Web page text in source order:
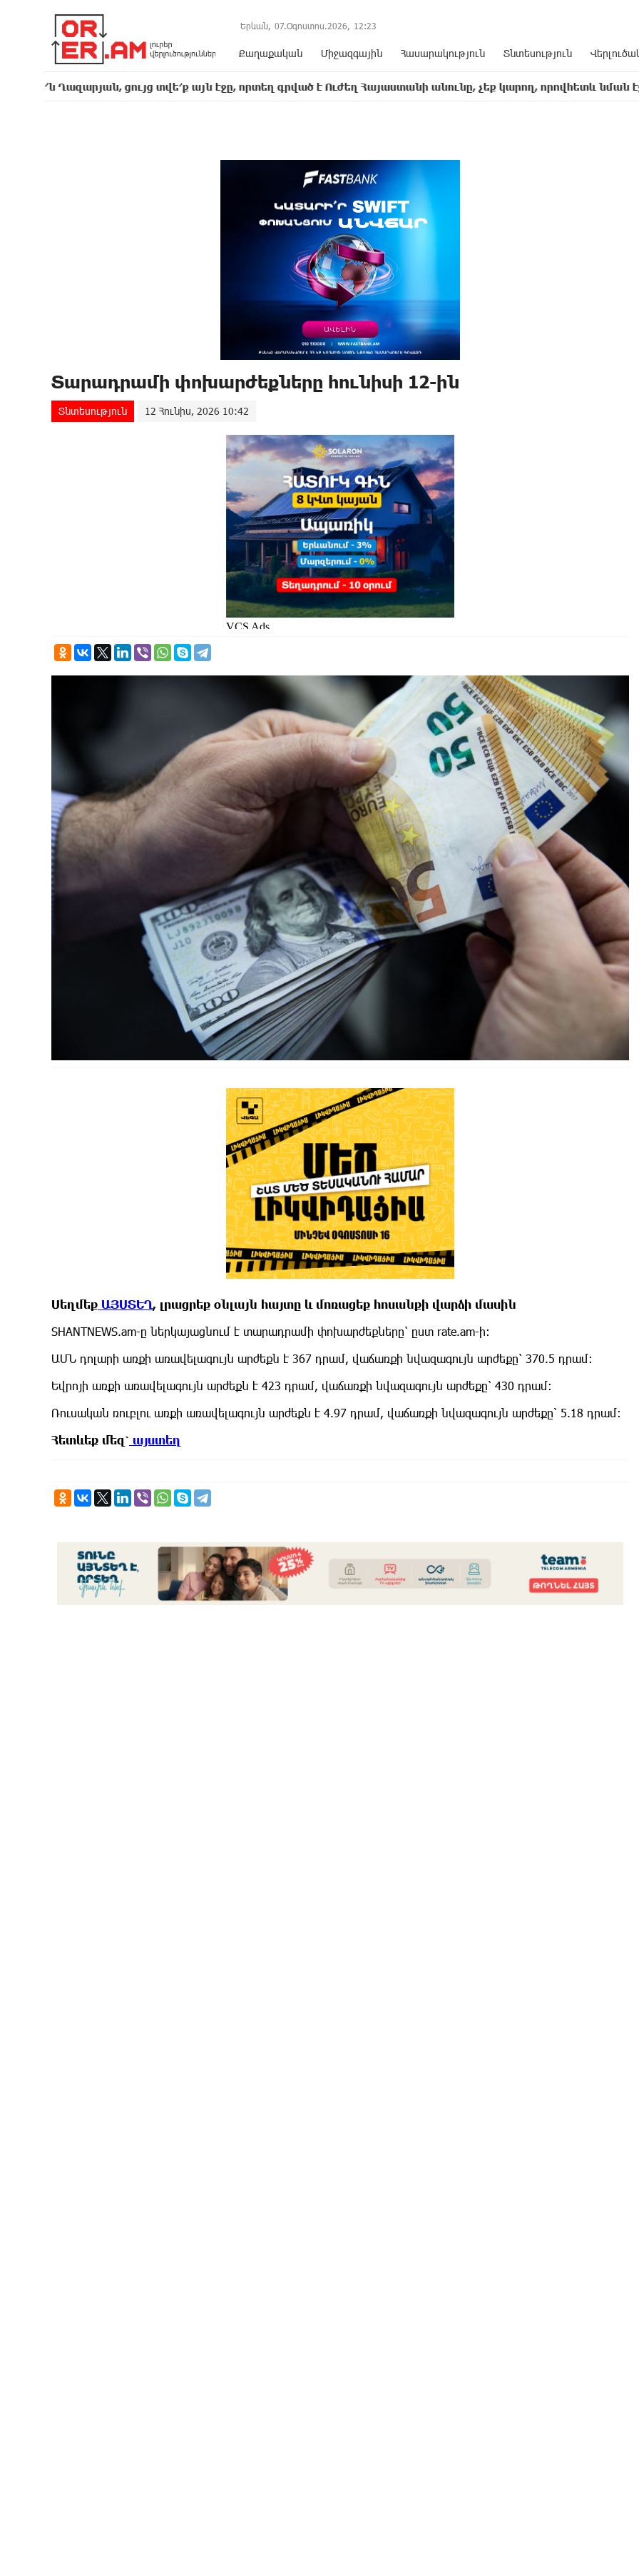
Երևան, 07.Օգոստոս.2026, 12:23
Քաղաքական Միջազգային Հասարակություն Տնտեսություն
ցույց տվե՜ք այն էջը, որտեղ գրված է Ուժեղ Հայաստանի անունը, չեք կարող, որովհետև նման էջ այդ
Տարադրամի փոխարժեքները հունիսի 12-ին
Տնտեսություն 12 Հունիս, 2026 10:42
Սեղմեք ԱՅՍՏԵՂ, լրացրեք օնլայն հայտը և մոռացեք հոսանքի վարձի մասին
SHANTNEWS.am-ը ներկայացնում է տարադրամի փոխարժեքները՝ ըստ rate.am-ի:
ԱՄՆ դոլարի առքի առավելագույն արժեքն է 367 դրամ, վաճառքի նվազագույն արժեքը՝ 370.5 դրամ:
Եվրոյի առքի առավելագույն արժեքն է 423 դրամ, վաճառքի նվազագույն արժեքը՝ 430 դրամ:
Ռուսական ռուբլու առքի առավելագույն արժեքն է 4.97 դրամ, վաճառքի նվազագույն արժեքը՝ 5.18 դրամ:
Հետևեք մեզ՝ այստեղ